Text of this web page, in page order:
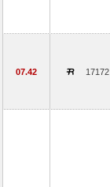
07.42 17172